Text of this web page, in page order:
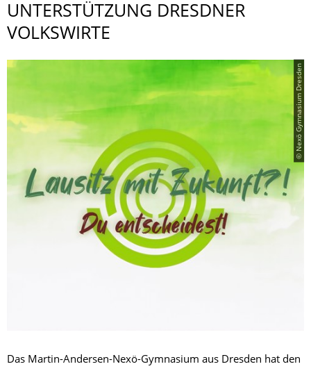
UNTERSTÜTZUNG DRESDNER
VOLKSWIRTE
© Nexö Gymnasium Dresden
Das Martin-Andersen-Nexö-Gymnasium aus Dresden hat den